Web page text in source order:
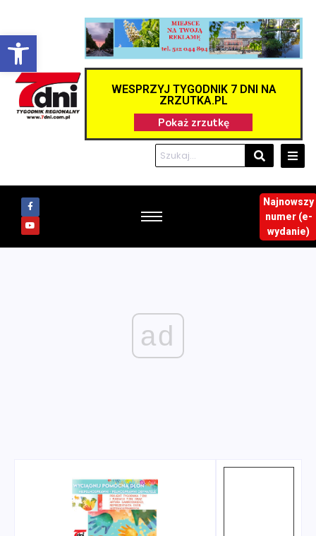
Otwórz pasek narzędzi
WESPRZYJ TYGODNIK 7 DNI NA
ZRZUTKA.PL
Najnowszy
numer (e-
wydanie)
ad